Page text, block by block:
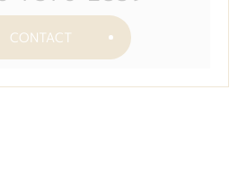
CONTACT